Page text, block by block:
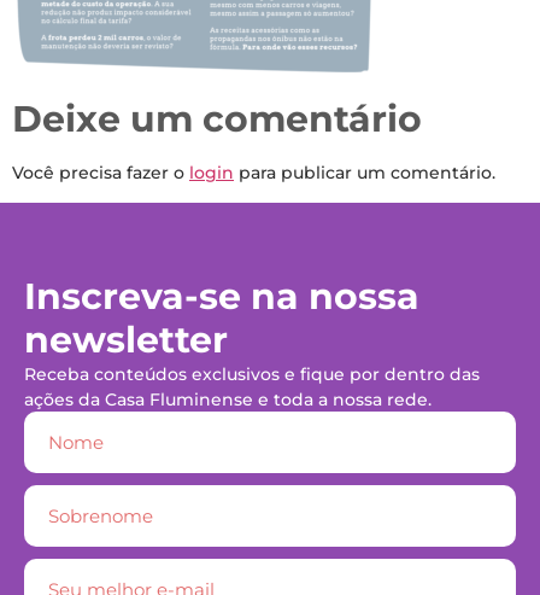
Deixe um comentário
Você precisa fazer o login para publicar um comentário.
Inscreva-se na nossa
newsletter
Receba conteúdos exclusivos e fique por dentro das
ações da Casa Fluminense e toda a nossa rede.